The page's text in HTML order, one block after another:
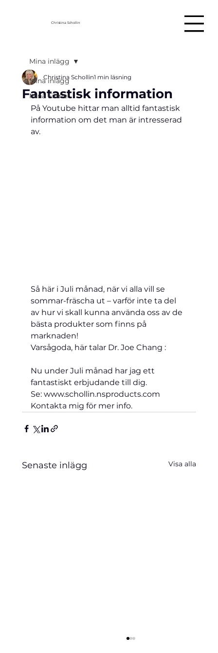
Christina Schollin
Mina inlägg
Mina Filmer
Mina inlägg
Fantastisk information
Christina Schollin1 min läsning
På Youtube hittar man alltid fantastisk
information om det man är intresserad
av.
Så här i Juli månad, när vi alla vill se
sommar-fräscha ut – varför inte ta del
av hur vi skall kunna använda oss av de
bästa produkter som finns på
marknaden!
Varsågoda, här talar Dr. Joe Chang :
Nu under Juli månad har jag ett
fantastiskt erbjudande till dig.
Se: www.schollin.nsproducts.com
Kontakta mig för mer info.
Senaste inlägg Visa alla